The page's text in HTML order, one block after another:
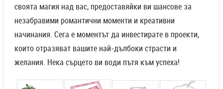
своята магия над вас, предоставяйки ви шансове за
незабравими романтични моменти и креативни
начинания. Сега е моментът да инвестирате в проекти,
които отразяват вашите най-дълбоки страсти и
желания. Нека сърцето ви води пътя към успеха!